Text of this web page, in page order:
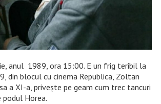
anul 1989, ora 15:00. E un frig teribil la
din blocul cu cinema Republica, Zoltan
a XI-a, privește pe geam cum trec tancuri
podul Horea.